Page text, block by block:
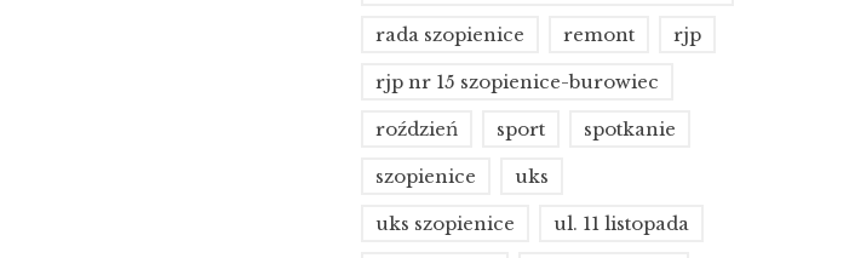
rada szopienice remont rjp
rjp nr 15 szopienice-burowiec
roździeń sport spotkanie
szopienice uks
uks szopienice ul. 11 listopada